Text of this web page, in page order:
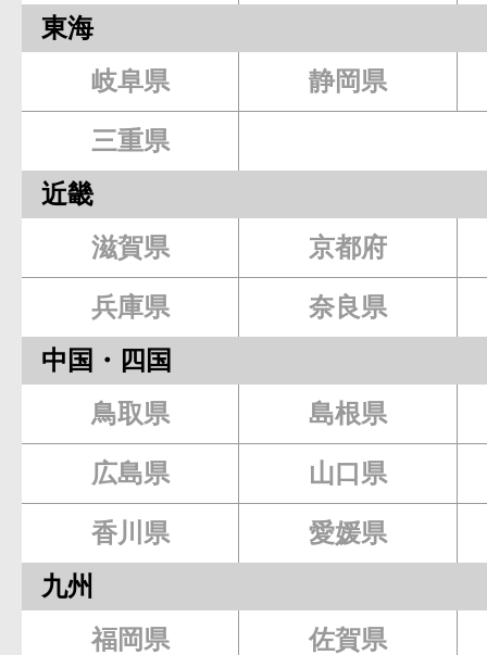
東海
岐阜県
静岡県
三重県
近畿
滋賀県
京都府
兵庫県
奈良県
中国・四国
鳥取県
島根県
広島県 山口県
香川県
愛媛県
九州
福岡県
佐賀県